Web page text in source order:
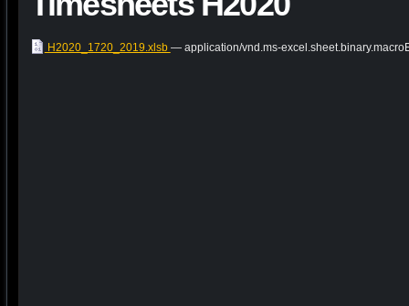
H2020_1720_2019.xlsb — application/vnd.ms-